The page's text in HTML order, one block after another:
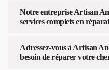
Notre entreprise Artisan
services complets en
Adressez-vous à Artisan
besoin de réparer votre